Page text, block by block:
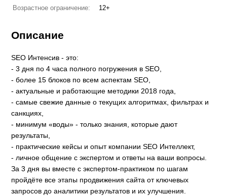
Возрастное ограничение:
12+
Описание
SEO Интенсив - это:
- 3 дня по 4 часа полного погружения в SEO,
- более 15 блоков по всем аспектам SEO,
- актуальные и работающие методики 2018 года,
- самые свежие данные о текущих алгоритмах, фильтрах и
санкциях,
- минимум «воды» - только знания, которые дают
результаты,
- практические кейсы и опыт компании SEO Интеллект,
- личное общение с экспертом и ответы на ваши вопросы.
За 3 дня вы вместе с экспертом-практиком по шагам
пройдёте все этапы продвижения сайта от ключевых
запросов до аналитики результатов и их улучшения.